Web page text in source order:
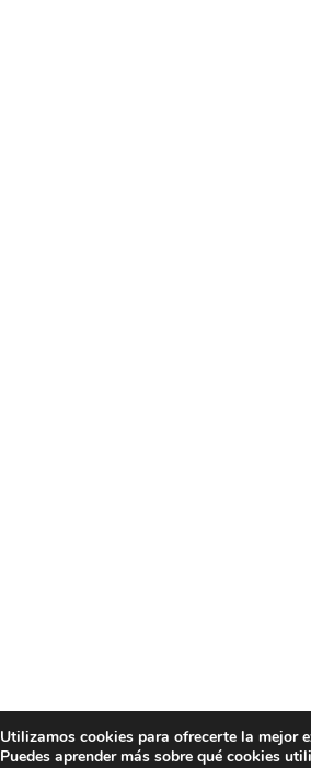
Utilizamos cookies para ofrecerte la mejor
Puedes aprender más sobre qué cookies